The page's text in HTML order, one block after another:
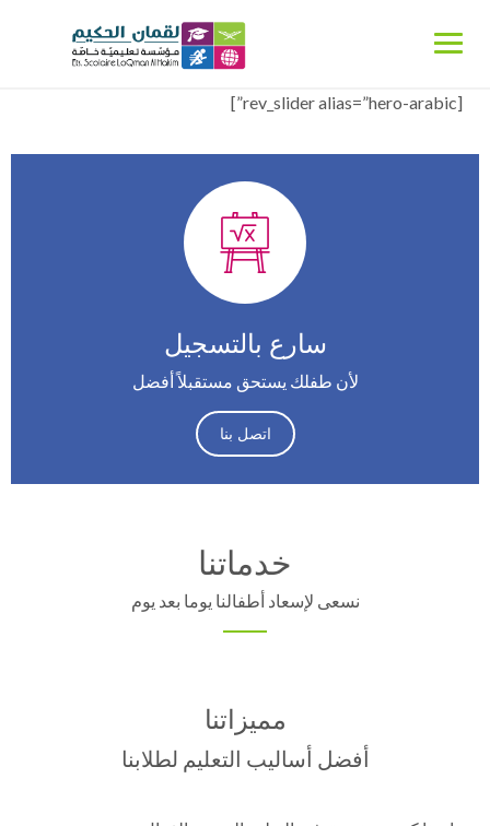
[rev_slider alias=”hero-arabic”]
سارع بالتسجيل
لأن طفلك يستحق مستقبلاً أفضل
اتصل بنا
خدماتنا
نسعى لإسعاد أطفالنا يوما بعد يوم
مميزاتنا
أفضل أساليب التعليم لطلابنا